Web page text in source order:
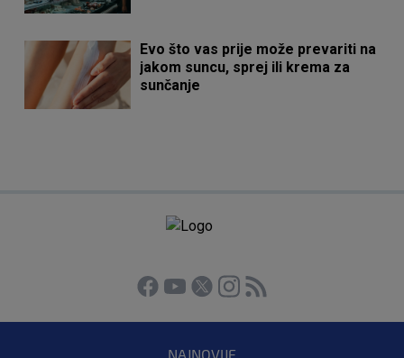
Evo što vas prije može prevariti na
jakom suncu, sprej ili krema za
sunčanje
NAJNOVIJE